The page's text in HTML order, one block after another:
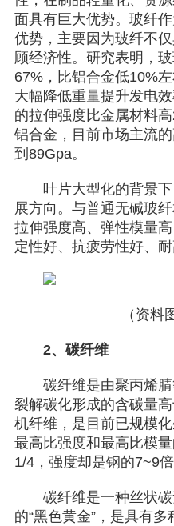
面具有巨大优势。玻纤
优势，主要因为玻纤不
顾经济性。研究表明，
67%，比铝合金低10%
大幅降低重量提升发电
的拉伸强度比金属材料
铝合金，目前市场主流
到89Gpa。
叶片大型化的背景
展方向。与普通无碱玻
拉伸强度高、弹性模量
定性好、抗疲劳性好、耐
（资料
2、碳纤维
碳纤维是由聚丙烯
裂解碳化形成的含碳量
机纤维，是目前已规模
最高比强度和最高比模
1/4，强度却是钢的7~9倍
碳纤维是一种丝状
的“黑色黄金”，是具有